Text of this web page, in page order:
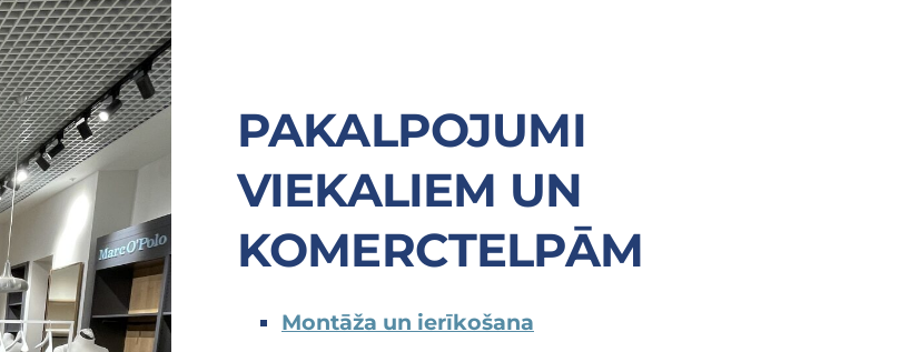
PAKALPOJUMI
VIEKALIEM UN
KOMERCTELPĀM
Montāža un ierīkošana